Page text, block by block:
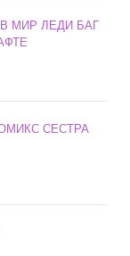
МИР ЛЕДИ БАГ
СЕСТРА